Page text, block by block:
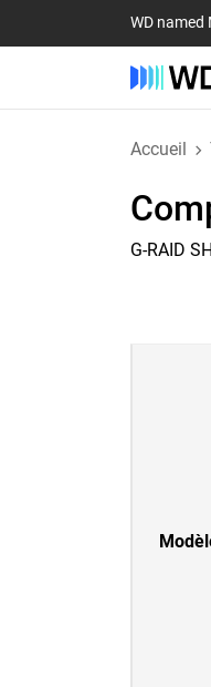
WD
Accueil
G-RAID